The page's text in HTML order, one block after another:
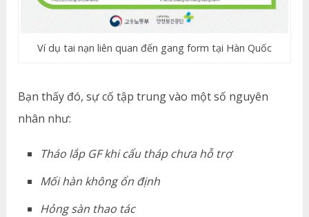
Ví dụ tai nạn liên quan đến gang form tại Hàn Quốc
Bạn thấy đó, sự cố tập trung vào một số nguyên
nhân như:
Tháo lắp GF khi cẩu tháp chưa hỗ trợ
Mối hàn không ổn định
Hỏng sàn thao tác